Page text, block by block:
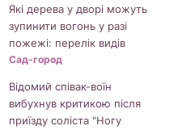
Які дерева у дворі можуть
зупинити вогонь у разі
пожежі: перелік видів
Сад-город
Відомий співак-воїн
вибухнув критикою після
приїзду соліста "Ногу